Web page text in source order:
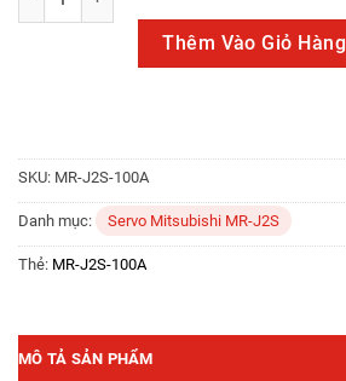
Thêm Vào Giỏ Hàng
SKU: MR-J2S-100A
Danh mục: Servo Mitsubishi MR-J2S
Thẻ: MR-J2S-100A
MÔ TẢ SẢN PHẨM